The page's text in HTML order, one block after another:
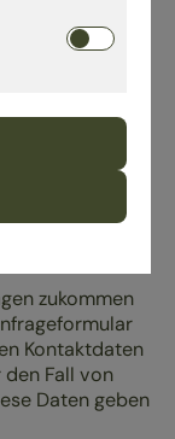
Erfassung
6 Abs. 1 lit. f
und
die
zukommen
Kontaktdaten
Fall von
Daten geben